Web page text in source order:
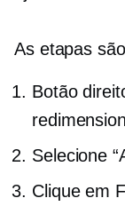
As etapas
Botão
Selecione
Clique em